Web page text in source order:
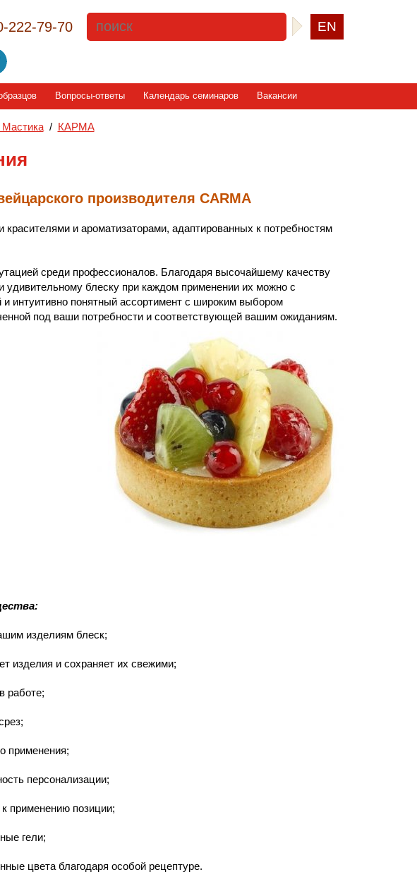
222-79-70 EN
Вопросы-ответы Календарь семинаров Вакансии
/ КАРМА
производителя CARMA
и ароматизаторами, адаптированных к потребностям
среди профессионалов. Благодаря высочайшему качеству
удивительному блеску при каждом применении их можно с
интуитивно понятный ассортимент с широким выбором
под ваши потребности и соответствующей вашим ожиданиям.
изделиям блеск;
изделия и сохраняет их свежими;
работе;
применения;
персонализации;
применению позиции;
гели;
цвета благодаря особой рецептуре.